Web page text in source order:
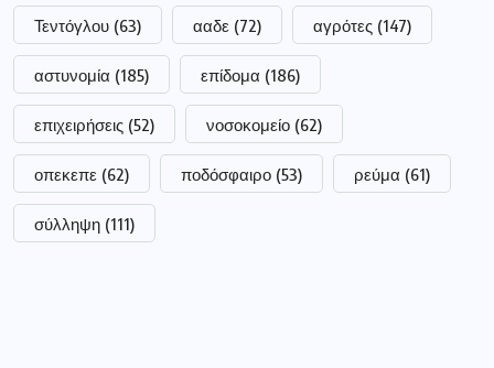
Τεντόγλου (63) ααδε (72) αγρότες (147)
αστυνομία (185) επίδομα (186)
επιχειρήσεις (52) νοσοκομείο (62)
οπεκεπε (62) ποδόσφαιρο (53) ρεύμα (61)
σύλληψη (111)